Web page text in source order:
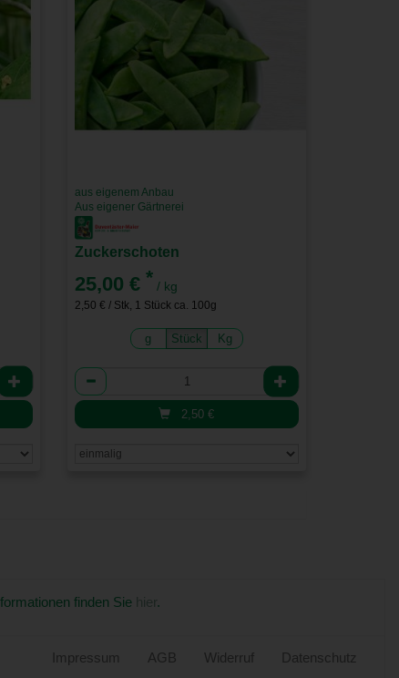
aus eigenem Anbau
Aus eigener Gärtnerei
Zuckerschoten
25,00 €* / kg
2,50 € / Stk, 1 Stück ca. 100g
g Stück Kg
Anzahl
2,50€
finden Sie hier.
Impressum AGB Widerruf Datenschutz